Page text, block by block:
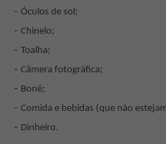
Óculos de sol;
Chinelo;
Toalha;
Câmera fotográfica;
Boné;
Comida e bebidas (que não
Dinheiro.